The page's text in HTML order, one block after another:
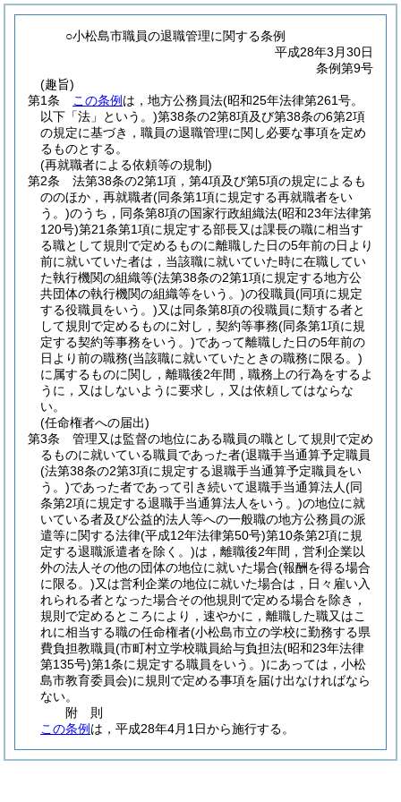
○小松島市職員の退職管理に関する条例
平成28年3月30日
条例第9号
(趣旨)
第1条
この条例 は，地方公務員法(昭和25年法律第261号。
以下「法」という。)第38条の2第8項及び第38条の6第2項
の規定に基づき，職員の退職管理に関し必要な事項を定め
るものとする。
(再就職者による依頼等の規制)
第2条
法第38条の2第1項，第4項及び第5項の規定によるも
ののほか，再就職者(同条第1項に規定する再就職者をい
う。)のうち，同条第8項の国家行政組織法(昭和23年法律第
120号)第21条第1項に規定する部長又は課長の職に相当す
る職として規則で定めるものに離職した日の5年前の日より
前に就いていた者は，当該職に就いていた時に在職してい
た執行機関の組織等(法第38条の2第1項に規定する地方公
共団体の執行機関の組織等をいう。)の役職員(同項に規定
する役職員をいう。)又は同条第8項の役職員に類する者と
して規則で定めるものに対し，契約等事務(同条第1項に規
定する契約等事務をいう。)であって離職した日の5年前の
日より前の職務(当該職に就いていたときの職務に限る。)
に属するものに関し，離職後2年間，職務上の行為をするよ
うに，又はしないように要求し，又は依頼してはならな
い。
(任命権者への届出)
第3条
管理又は監督の地位にある職員の職として規則で定め
るものに就いている職員であった者(退職手当通算予定職員
(法第38条の2第3項に規定する退職手当通算予定職員をい
う。)であった者であって引き続いて退職手当通算法人(同
条第2項に規定する退職手当通算法人をいう。)の地位に就
いている者及び公益的法人等への一般職の地方公務員の派
遣等に関する法律(平成12年法律第50号)第10条第2項に規
定する退職派遣者を除く。)は，離職後2年間，営利企業以
外の法人その他の団体の地位に就いた場合(報酬を得る場合
に限る。)又は営利企業の地位に就いた場合は，日々雇い入
れられる者となった場合その他規則で定める場合を除き，
規則で定めるところにより，速やかに，離職した職又はこ
れに相当する職の任命権者(小松島市立の学校に勤務する県
費負担教職員(市町村立学校職員給与負担法(昭和23年法律
第135号)第1条に規定する職員をいう。)にあっては，小松
島市教育委員会)に規則で定める事項を届け出なければなら
ない。
附 則
この条例 は，平成28年4月1日から施行する。